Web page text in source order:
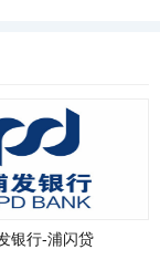
银行-浦闪贷